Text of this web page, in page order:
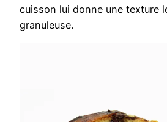
cuisson lui donne une texture
granuleuse.